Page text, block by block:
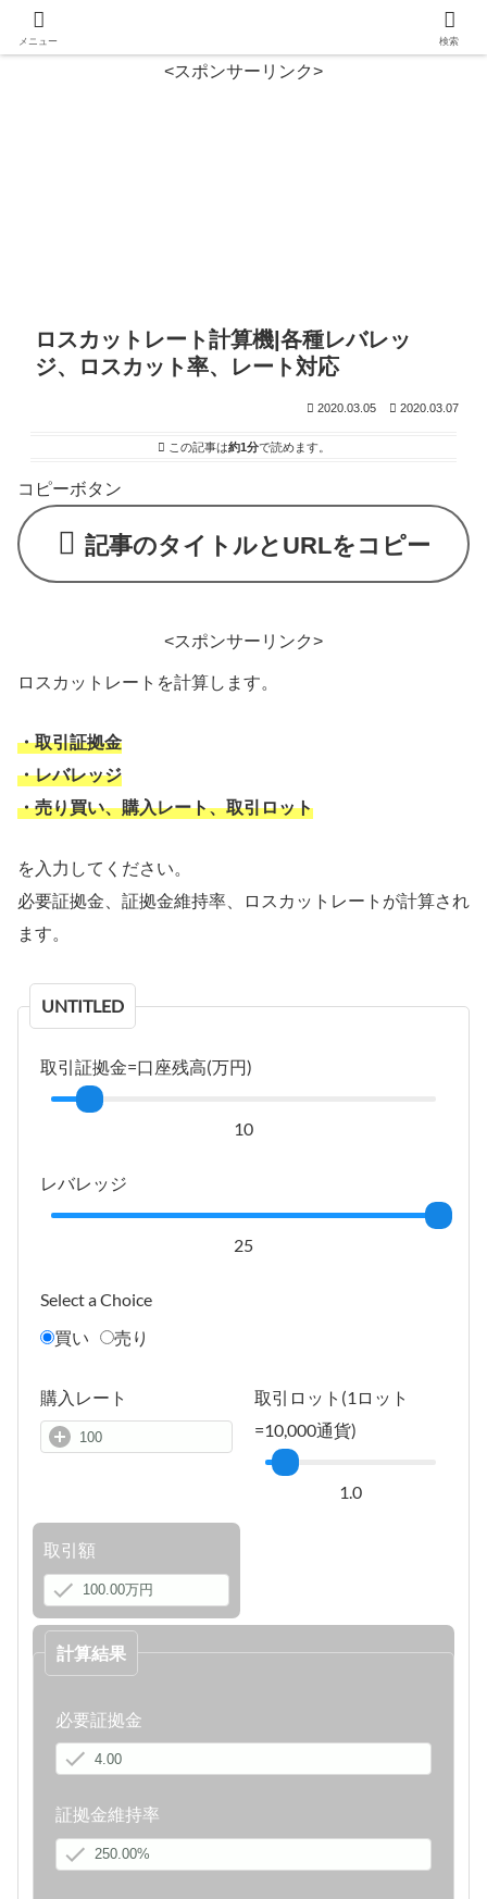
<スポンサーリンク>
ロスカットレート計算機|各種レバレッ
ジ、ロスカット率、レート対応
2020.03.05 2020.03.07
この記事は約1分で読めます。
コピーボタン
記事のタイトルとURLをコピー
<スポンサーリンク>
ロスカットレートを計算します。
・取引証拠金
・レバレッジ
・売り買い、購入レート、取引ロット
を入力してください。
必要証拠金、証拠金維持率、ロスカットレートが計算され
ます。
UNTITLED
取引証拠金=口座残高(万円)
10
レバレッジ
25
Select a Choice
買い
売り
購入レート
取引ロット(1ロット
=10,000通貨)
1.0
取引額
計算結果
必要証拠金
証拠金維持率
メニュー 検索